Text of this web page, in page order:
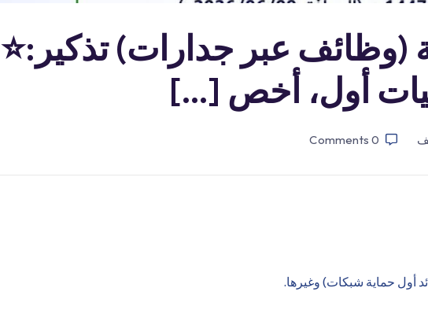
(وظائف عبر جدارات) تذكير:⭐️
أول، أخص […]
0
Comments
أول حماية شبكات) وغيرها.